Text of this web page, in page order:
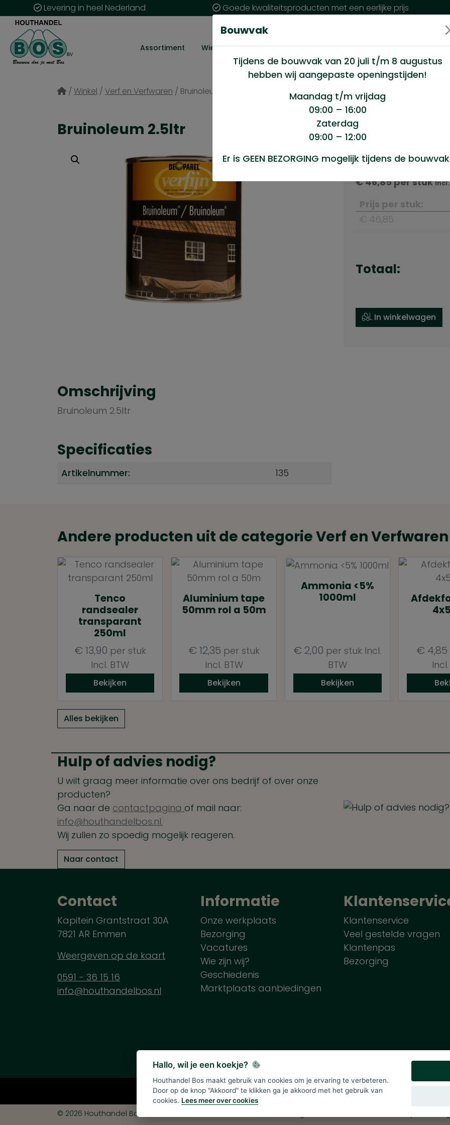
Levering in heel Nederland Goede kwaliteitsproducten met een eerlijke prijs
Assortiment Wie zijn wij? Klantenservice Nieuws
/ Winkel / Verf en Verfwaren / Bruinoleum 2.5ltr
Bruinoleum 2.5ltr
Product
Bruinoleum 2.5ltr
€46,85per stukIncl.
Prijs per stuk:
€ 46,85
Totaal:
In winkelwagen
Omschrijving
Bruinoleum 2.5ltr
Specificaties
Artikelnummer: 135
Andere producten uit de categorie Verf en Verfwaren
Tenco
randsealer
transparant
250ml
€ 13,90 per stuk
Incl. BTW
Bekijken
Aluminium tape
50mm rol a 50m
€ 12,35 per stuk
Incl. BTW
Bekijken
Ammonia <5%
1000ml
€ 2,00 per stuk Incl.
BTW
Bekijken
€ 4,85
Alles bekijken
Hulp of advies nodig?
U wilt graag meer informatie over ons bedrijf of over onze
producten?
Ga naar de contactpagina of mail naar:
info@houthandelbos.nl.
Wij zullen zo spoedig mogelijk reageren.
Naar contact
Contact
Kapitein Grantstraat 30A
7821 AR Emmen
Weergeven op de kaart
0591 - 36 15 16
info@houthandelbos.nl
Informatie
Onze werkplaats
Bezorging
Vacatures
Wie zijn wij?
Geschiedenis
Marktplaats aanbiedingen
Klantenservice
Veel gestelde vragen
Klantenpas
Bezorging
Alle vermelde prijzen zijn onder voorbehoud en incl. 21% BTW. Tenzij
© 2026 Houthandel Bos
Bouwvak
Tijdens de bouwvak van 20 juli t/m 8 augustus
hebben wij aangepaste openingstijden!
Maandag t/m vrijdag
09:00 – 16:00
Zaterdag
09:00 – 12:00
Er is GEEN BEZORGING mogelijk tijdens de
Hallo, wil je een koekje?
Houthandel Bos maakt gebruik van cookies om je ervaring te verbeteren.
Door op de knop "Akkoord" te klikken ga je akkoord met het gebruik van
cookies. Lees meer over cookies